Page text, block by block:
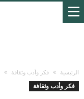
الرئيسية فكر وأدب وثقافة
فكر وأدب وثقافة